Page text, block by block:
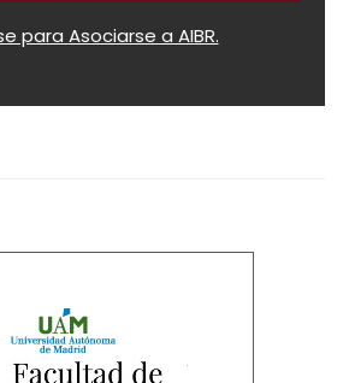
para Asociarse a AIBR.